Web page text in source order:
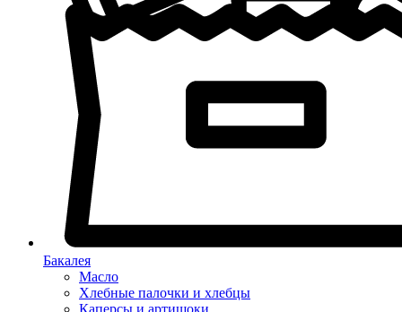
Бакалея
Масло
Хлебные палочки и хлебцы
Каперсы и артишоки